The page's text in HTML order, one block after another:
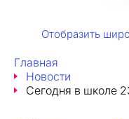
Отобразить
Главная
Новости
Сегодня в школе